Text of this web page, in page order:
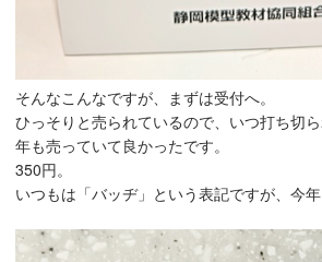
そんなこんなですが、まずは受付へ。
ひっそりと売られているので、いつ打ち切
年も売っていて良かったです。
350円。
いつもは「バッヂ」という表記ですが、今年